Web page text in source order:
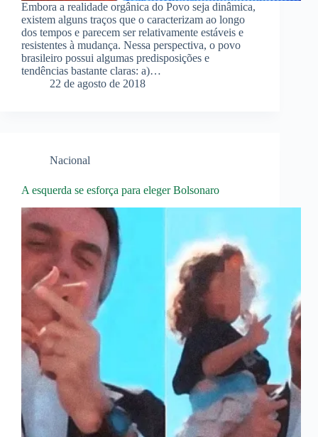
Embora a realidade orgânica do Povo seja dinâmica,
existem alguns traços que o caracterizam ao longo
dos tempos e parecem ser relativamente estáveis e
resistentes à mudança. Nessa perspectiva, o povo
brasileiro possui algumas predisposições e
tendências bastante claras: a)…
22 de agosto de 2018
Nacional
A esquerda se esforça para eleger Bolsonaro